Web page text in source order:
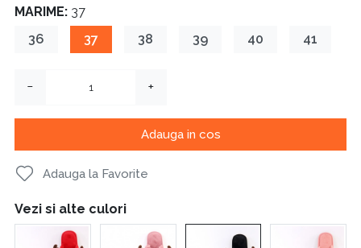
MARIME: 37
36
37 38 39 40 41
− +
Adauga in cos
Adauga la Favorite
Vezi si alte culori